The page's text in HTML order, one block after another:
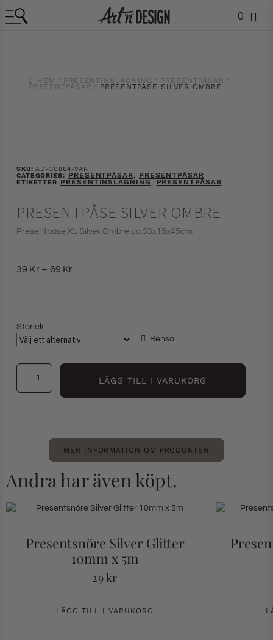
0
HEM PRESENTINSLAGNING PRESENTPÅSAR
PRESENTPÅSAR PRESENTPÅSE SILVER OMBRE
SKU: AD-30864-VAR
CATEGORIES: PRESENTPÅSAR PRESENTPÅSAR
ETIKETTER PRESENTINSLAGNING PRESENTPÅSAR
PRESENTPÅSE SILVER OMBRE
Presentpåse XL Silver Ombre ca 33x15x45cm
39 Kr – 69 Kr
Storlek
Rensa
LÄGG TILL I VARUKORG
MER INFORMATION OM PRODUKTEN
Andra har även köpt.
Presentsnöre Silver Glitter
10mm x 5m
29kr
LÄGG TILL I VARUKORG